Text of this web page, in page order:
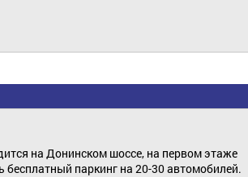
на Донинском шоссе, на первом этаже
паркинг на 20-30 автомобилей.